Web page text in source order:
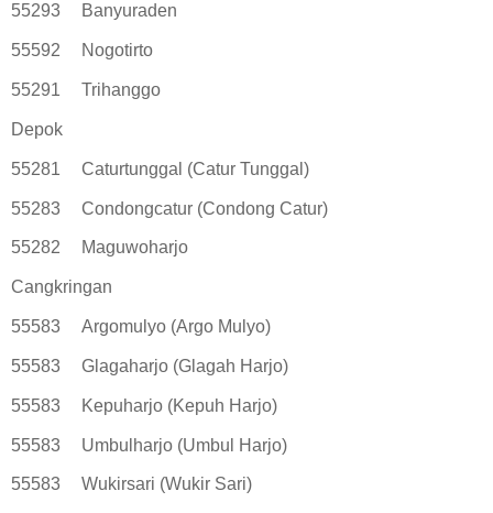
55293 Banyuraden
55592 Nogotirto
55291 Trihanggo
Depok
55281 Caturtunggal (Catur Tunggal)
55283 Condongcatur (Condong Catur)
55282 Maguwoharjo
Cangkringan
55583 Argomulyo (Argo Mulyo)
55583 Glagaharjo (Glagah Harjo)
55583 Kepuharjo (Kepuh Harjo)
55583 Umbulharjo (Umbul Harjo)
55583 Wukirsari (Wukir Sari)